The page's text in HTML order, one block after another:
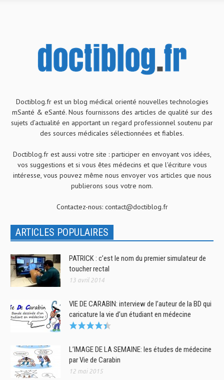
Doctiblog.fr est un blog médical orienté nouvelles technologies
mSanté & eSanté. Nous fournissons des articles de qualité sur des
sujets d’actualité en apportant un regard professionnel soutenu par
des sources médicales sélectionnées et fiables.
Doctiblog.fr est aussi votre site : participer en envoyant vos idées,
vos suggestions et si vous êtes médecins et que l'écriture vous
intéresse, vous pouvez même nous envoyer vos articles que nous
publierons sous votre nom.
Contactez-nous: contact@doctiblog.fr
ARTICLES POPULAIRES
PATRICK : c’est le nom du premier simulateur de
toucher rectal
13 avril 2014
VIE DE CARABIN: interview de l’auteur de la BD qui
caricature la vie d’un étudiant en médecine
L’IMAGE DE LA SEMAINE: les études de médecine
par Vie de Carabin
12 mai 2015